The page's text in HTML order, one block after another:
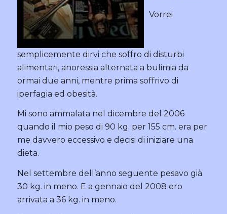
Vorrei
semplicemente dirvi che soffro di disturbi
alimentari, anoressia alternata a bulimia da
ormai due anni, mentre prima soffrivo di
iperfagia ed obesità.
Mi sono ammalata nel dicembre del 2006
quando il mio peso di 90 kg. per 155 cm. era per
me davvero eccessivo e decisi di iniziare una
dieta.
Nel settembre dell’anno seguente pesavo già
30 kg. in meno. E a gennaio del 2008 ero
arrivata a 36 kg. in meno.